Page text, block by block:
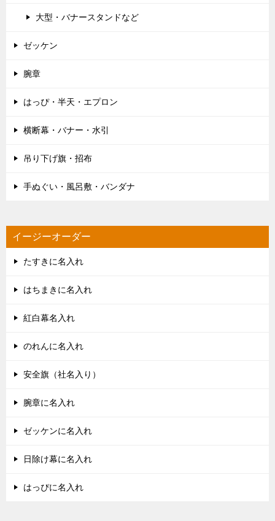
大型・バナースタンドなど
ゼッケン
腕章
はっぴ・半天・エプロン
横断幕・バナー・水引
吊り下げ旗・招布
手ぬぐい・風呂敷・バンダナ
イージーオーダー
たすきに名入れ
はちまきに名入れ
紅白幕名入れ
のれんに名入れ
安全旗（社名入り）
腕章に名入れ
ゼッケンに名入れ
日除け幕に名入れ
はっぴに名入れ